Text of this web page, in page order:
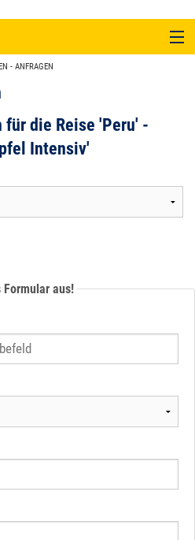
- ANFRAGEN
für die Reise 'Peru' -
Intensiv'
aus!